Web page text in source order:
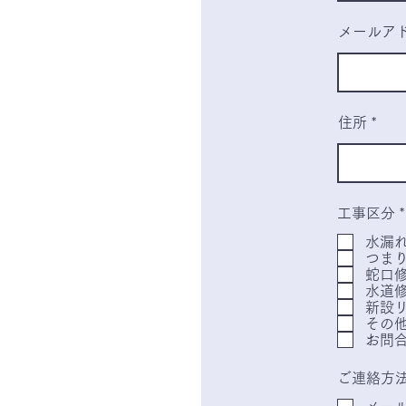
メールア
住所
工事区分 *
水漏
つまり
蛇口
水道
新設
その
お問
ご連絡方